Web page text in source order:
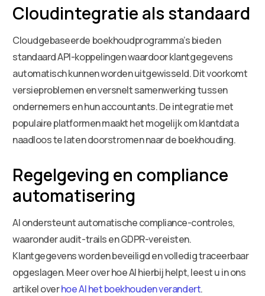
Cloudintegratie als standaard
Cloudgebaseerde boekhoudprogramma’s bieden
standaard API-koppelingen waardoor klantgegevens
automatisch kunnen worden uitgewisseld. Dit voorkomt
versieproblemen en versnelt samenwerking tussen
ondernemers en hun accountants. De integratie met
populaire platformen maakt het mogelijk om klantdata
naadloos te laten doorstromen naar de boekhouding.
Regelgeving en compliance
automatisering
AI ondersteunt automatische compliance-controles,
waaronder audit-trails en GDPR-vereisten.
Klantgegevens worden beveiligd en volledig traceerbaar
opgeslagen. Meer over hoe AI hierbij helpt, leest u in ons
artikel overhoe AI het boekhouden verandert.